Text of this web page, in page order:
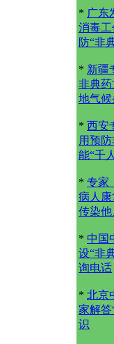
* 广东
消毒工
防“非
* 新疆
非典药
地气
* 西安
用预
能“千
* 专家
病人
传染他
* 中国
设“非
询电话
* 北京
家解答
识